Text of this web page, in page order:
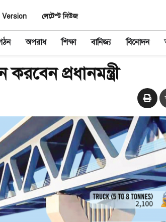
Version লেটেস্ট নিউজ
অপরাধ শিক্ষা বানিজ্য বিনোদন
প্রধানমন্ত্রী